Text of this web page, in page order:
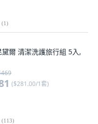
(1)
黛爾 清潔洗護旅行組 5入,
($281.00/1套)
(113)